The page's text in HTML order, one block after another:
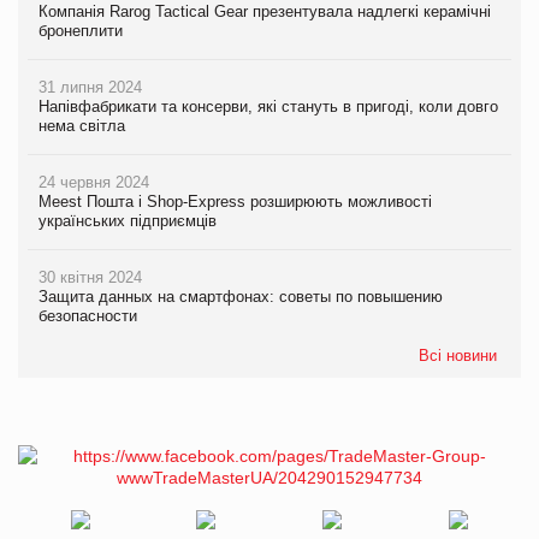
Компанія Rarog Tactical Gear презентувала надлегкі керамічні
бронеплити
31 липня 2024
Напівфабрикати та консерви, які стануть в пригоді, коли довго
нема світла
24 червня 2024
Meest Пошта і Shop-Express розширюють можливості
українських підприємців
30 квітня 2024
Защита данных на смартфонах: советы по повышению
безопасности
Всі новини